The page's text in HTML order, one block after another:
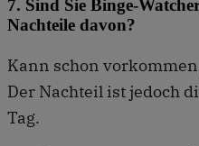
7. Sind Sie Binge-
Nachteile davon?
Kann schon
Der Nachteil ist jedoch
Tag.